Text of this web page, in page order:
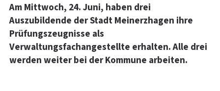
Am Mittwoch, 24. Juni, haben drei
Auszubildende der Stadt Meinerzhagen ihre
Prüfungszeugnisse als
Verwaltungsfachangestellte erhalten. Alle drei
werden weiter bei der Kommune arbeiten.